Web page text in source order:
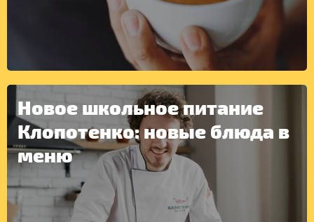
ДРУГОЕ
Новое школьное питание
Клопотенко: новые блюда в
меню